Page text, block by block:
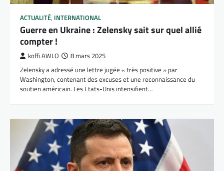
ACTUALITÉ, INTERNATIONAL
Guerre en Ukraine : Zelensky sait sur quel allié
compter !
koffi AWLO 8 mars 2025
Zelensky a adressé une lettre jugée « très positive » par
Washington, contenant des excuses et une reconnaissance du
soutien américain. Les Etats-Unis intensifient…